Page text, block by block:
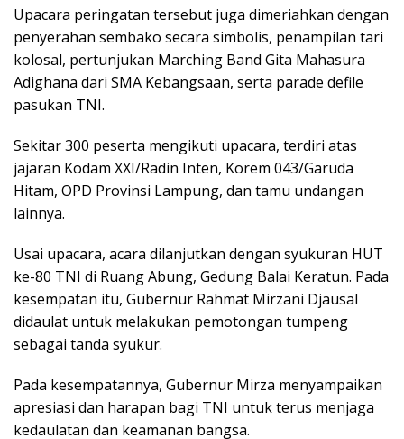
Upacara peringatan tersebut juga dimeriahkan dengan
penyerahan sembako secara simbolis, penampilan tari
kolosal, pertunjukan Marching Band Gita Mahasura
Adighana dari SMA Kebangsaan, serta parade defile
pasukan TNI.
Sekitar 300 peserta mengikuti upacara, terdiri atas
jajaran Kodam XXI/Radin Inten, Korem 043/Garuda
Hitam, OPD Provinsi Lampung, dan tamu undangan
lainnya.
Usai upacara, acara dilanjutkan dengan syukuran HUT
ke-80 TNI di Ruang Abung, Gedung Balai Keratun. Pada
kesempatan itu, Gubernur Rahmat Mirzani Djausal
didaulat untuk melakukan pemotongan tumpeng
sebagai tanda syukur.
Pada kesempatannya, Gubernur Mirza menyampaikan
apresiasi dan harapan bagi TNI untuk terus menjaga
kedaulatan dan keamanan bangsa.